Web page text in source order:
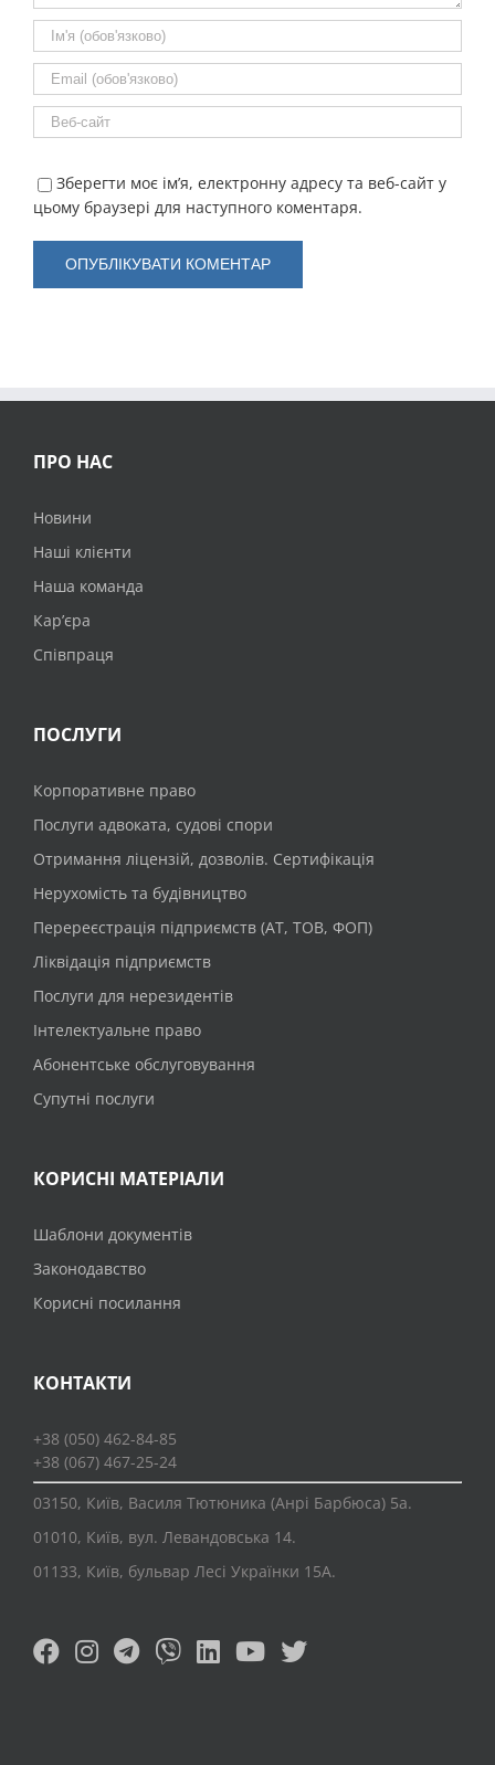
Зберегти моє ім’я, електронну адресу та веб-сайт у
цьому браузері для наступного коментаря.
ПРО НАС
Новини
Наші клієнти
Наша команда
Кар’єра
Співпраця
ПОСЛУГИ
Корпоративне право
Послуги адвоката, судові спори
Отримання ліцензій, дозволів. Сертифікація
Нерухомість та будівництво
Перереєстрація підприємств (АТ, ТОВ, ФОП)
Ліквідація підприємств
Послуги для нерезидентів
Інтелектуальне право
Абонентське обслуговування
Супутні послуги
КОРИСНІ МАТЕРІАЛИ
Шаблони документів
Законодавство
Корисні посилання
КОНТАКТИ
+38 (050) 462-84-85
+38 (067) 467-25-24
03150, Київ, Василя Тютюника (Анрі Барбюса) 5а.
01010, Київ, вул. Левандовська 14.
01133, Київ, бульвар Лесі Українки 15А.